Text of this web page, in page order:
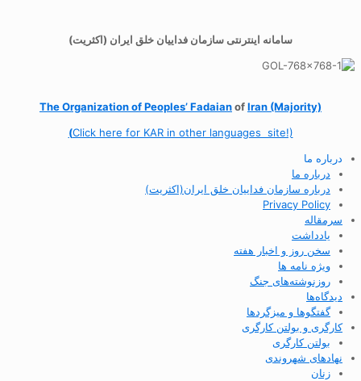
سامانه اینترنتی سازمان فداییان خلق ایران (اکثریت)
The Organization ofPeoples’ FadaianofIran (Majority)
(Click here for KAR in other languages site!)
درباره ما
درباره ما
درباره سازمان فداییان خلق ایران(اکثریت)
Privacy Policy
سرمقاله
یادداشت
سخن روز و اخبار هفته
ویژه نامه ها
روزنوشته‌های جنگ
دیدگاه‌ها
گفتگوها و میزگردها
کارگری و بولتن کارگری
بولتن کارگری
نهادهای شهروندی
زنان